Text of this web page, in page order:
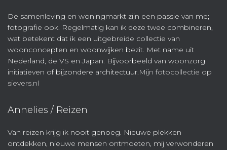
De samenleving en woningmarkt zijn een passie van me;
fotografie ook. Regelmatig kan ik deze twee combineren,
wat betekent dat ik een uitgebreide collectie van
woonconcepten en woonwijken bezit. Met name uit
Nederland, de VS en Japan. Bijvoorbeeld van woonzorg
initiatieven of bijzondere architectuur.Mijn fotocollectie op
sievers.nl
Annelies / Reizen
Van reizen krijg ik nooit genoeg. Nieuwe plekken
ontdekken, nieuwe mensen ontmoeten, mij verwonderen